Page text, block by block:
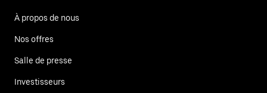
À propos de nous
Nos offres
Salle de presse
Investisseurs